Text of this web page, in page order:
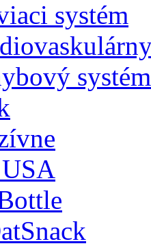
systém
systém